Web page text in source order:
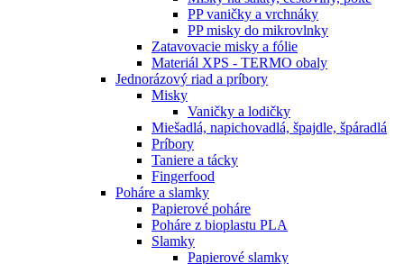
PP vaničky a vrchnáky
PP misky do mikrovlnky
Zatavovacie misky a fólie
Materiál XPS - TERMO obaly
Jednorázový riad a príbory
Misky
Vaničky a lodičky
Miešadlá, napichovadlá, špajdle, špáradlá
Príbory
Taniere a tácky
Fingerfood
Poháre a slamky
Papierové poháre
Poháre z bioplastu PLA
Slamky
Papierové slamky